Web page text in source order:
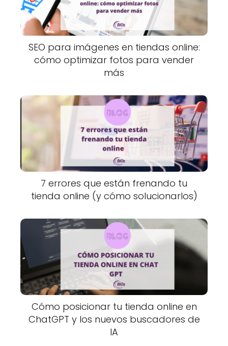
SEO para imágenes en tiendas online:
cómo optimizar fotos para vender
más
7 errores que están frenando tu
tienda online (y cómo solucionarlos)
Cómo posicionar tu tienda online en
ChatGPT y los nuevos buscadores de
IA